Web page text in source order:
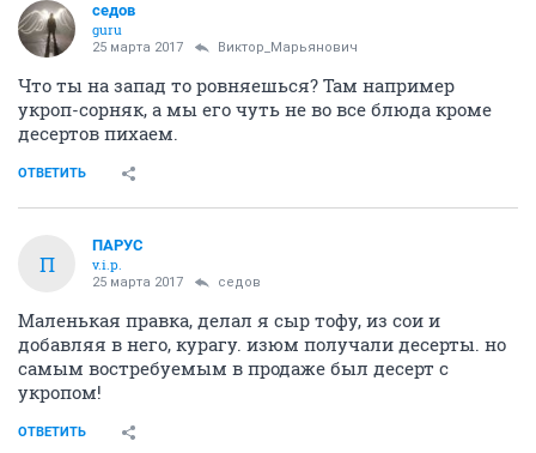
седов
guru
25 марта 2017 Виктор_Марьянович
Что ты на запад то ровняешься? Там например
укроп-сорняк, а мы его чуть не во все блюда кроме
десертов пихаем.
ОТВЕТИТЬ
П
ПАРУС
v.i.p.
25 марта 2017 седов
Маленькая правка, делал я сыр тофу, из сои и
добавляя в него, курагу. изюм получали десерты. но
самым востребуемым в продаже был десерт с
укропом!
ОТВЕТИТЬ